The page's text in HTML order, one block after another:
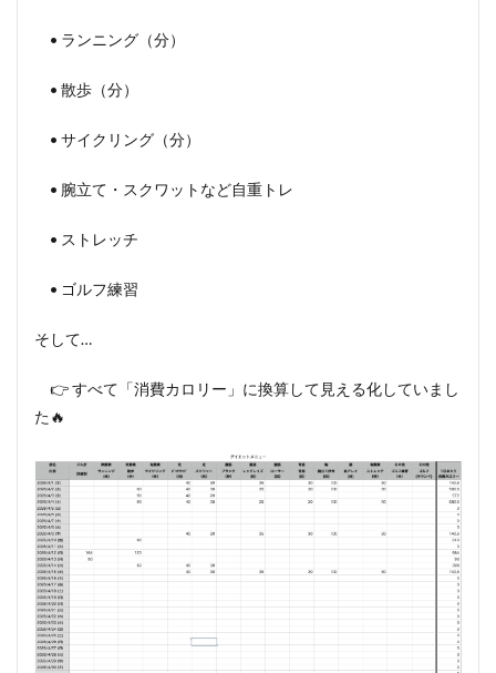
• ランニング（分）
• 散歩（分）
• サイクリング（分）
• 腕立て・スクワットなど自重トレ
• ストレッチ
• ゴルフ練習
そして…
👉 すべて「消費カロリー」に換算して見える化していまし
た🔥